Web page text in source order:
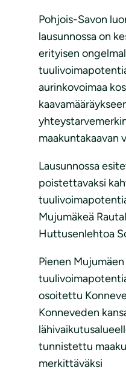
Pohjois-Savon
lausunnossa on
erityisen
aurinkovoimaa
maakuntakaavan
Lausunnossa
poistettavaksi
Mujumäkeä
Huttusenlehtoa
Pienen Mujumäen
osoitettu
Konneveden
tunnistettu
merkittäväksi